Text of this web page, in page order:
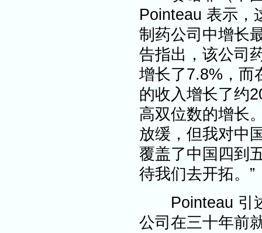
Pointeau 表示，
制药公司中增长
告指出，该公司
增长了7.8%，而
的收入增长了约
高双位数的增长
放缓，但我对中
覆盖了中国四到
待我们去开拓。”
Pointeau 引述
公司在三十年前